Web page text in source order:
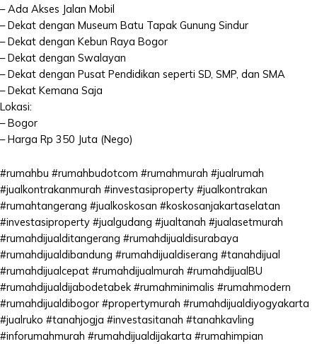
– Ada Akses Jalan Mobil
– Dekat dengan Museum Batu Tapak Gunung Sindur
– Dekat dengan Kebun Raya Bogor
– Dekat dengan Swalayan
– Dekat dengan Pusat Pendidikan seperti SD, SMP, dan SMA
– Dekat Kemana Saja
Lokasi:
– Bogor
– Harga Rp 350 Juta (Nego)
#rumahbu #rumahbudotcom #rumahmurah #jualrumah
#jualkontrakanmurah #investasiproperty #jualkontrakan
#rumahtangerang #jualkoskosan #koskosanjakartaselatan
#investasiproperty #jualgudang #jualtanah #jualasetmurah
#rumahdijualditangerang #rumahdijualdisurabaya
#rumahdijualdibandung #rumahdijualdiserang #tanahdijual
#rumahdijualcepat #rumahdijualmurah #rumahdijualBU
#rumahdijualdijabodetabek #rumahminimalis #rumahmodern
#rumahdijualdibogor #propertymurah #rumahdijualdiyogyakarta
#jualruko #tanahjogja #investasitanah #tanahkavling
#inforumahmurah #rumahdijualdijakarta #rumahimpian